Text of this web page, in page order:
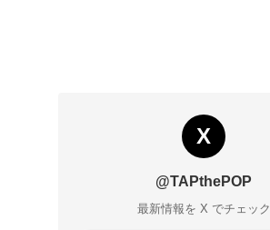
X
@TAPthePOP
最新情報を X でチェック